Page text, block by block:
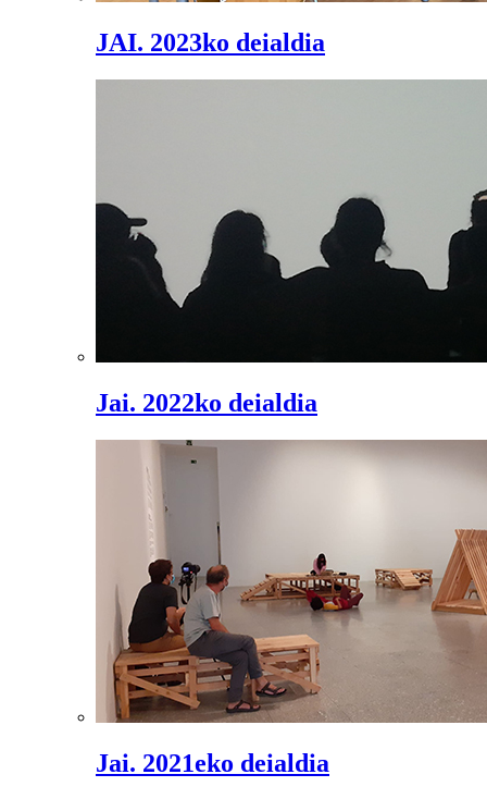
JAI. 2023ko deialdia
Jai. 2022ko deialdia
Jai. 2021eko deialdia